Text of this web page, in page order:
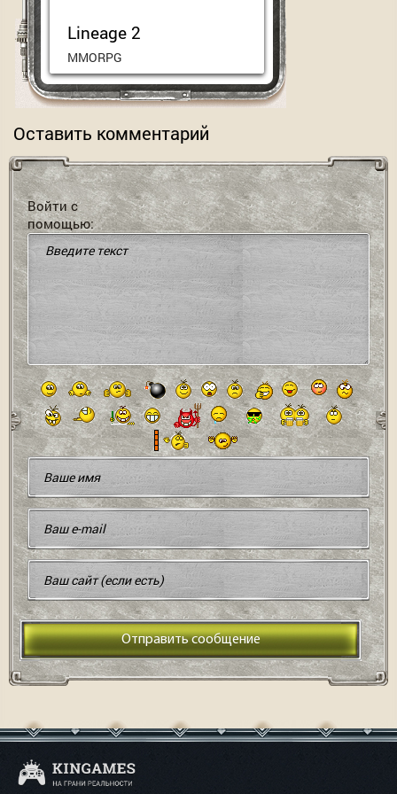
Lineage 2
MMORPG
Классическая и хардкорная
MMORPG с большим
прошлым и самыми
преданными фанатами
Играть сейчас
Оставить комментарий
Войти с
помощью:
Отправить сообщение